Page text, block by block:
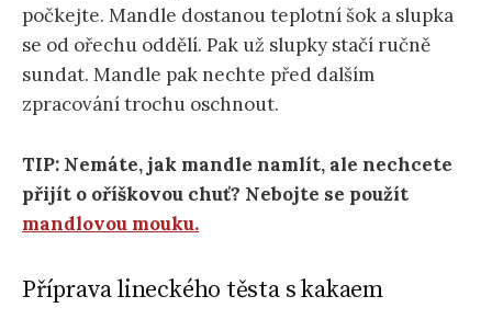
počkejte. Mandle dostanou teplotní šok a slupka
se od ořechu oddělí. Pak už slupky stačí ručně
sundat. Mandle pak nechte před dalším
zpracování trochu oschnout.
TIP: Nemáte, jak mandle namlít, ale nechcete
přijít o oříškovou chuť? Nebojte se použít
mandlovou mouku.
Příprava lineckého těsta s kakaem